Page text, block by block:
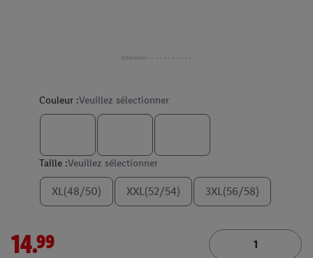
Couleur :Veuillez sélectionner
Taille :Veuillez sélectionner
XL(48/50) XXL(52/54) 3XL(56/58)
14.99